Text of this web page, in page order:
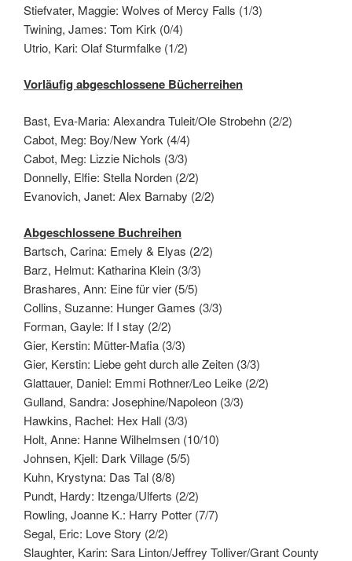
Stiefvater, Maggie: Wolves of Mercy Falls (1/3)
Twining, James: Tom Kirk (0/4)
Utrio, Kari: Olaf Sturmfalke (1/2)
Vorläufig abgeschlossene Bücherreihen
Bast, Eva-Maria: Alexandra Tuleit/Ole Strobehn (2/2)
Cabot, Meg: Boy/New York (4/4)
Cabot, Meg: Lizzie Nichols (3/3)
Donnelly, Elfie: Stella Norden (2/2)
Evanovich, Janet: Alex Barnaby (2/2)
Abgeschlossene Buchreihen
Bartsch, Carina: Emely & Elyas (2/2)
Barz, Helmut: Katharina Klein (3/3)
Brashares, Ann: Eine für vier (5/5)
Collins, Suzanne: Hunger Games (3/3)
Forman, Gayle: If I stay (2/2)
Gier, Kerstin: Mütter-Mafia (3/3)
Gier, Kerstin: Liebe geht durch alle Zeiten (3/3)
Glattauer, Daniel: Emmi Rothner/Leo Leike (2/2)
Gulland, Sandra: Josephine/Napoleon (3/3)
Hawkins, Rachel: Hex Hall (3/3)
Holt, Anne: Hanne Wilhelmsen (10/10)
Johnsen, Kjell: Dark Village (5/5)
Kuhn, Krystyna: Das Tal (8/8)
Pundt, Hardy: Itzenga/Ulferts (2/2)
Rowling, Joanne K.: Harry Potter (7/7)
Segal, Eric: Love Story (2/2)
Slaughter, Karin: Sara Linton/Jeffrey Tolliver/Grant County